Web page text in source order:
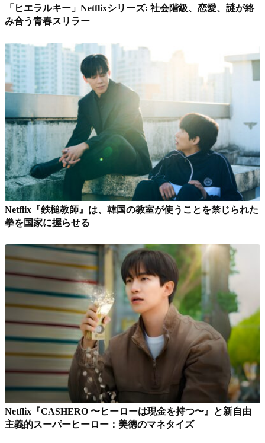
「ヒエラルキー」Netflixシリーズ: 社会階級、恋愛、謎が絡
み合う青春スリラー
Netflix『鉄槌教師』は、韓国の教室が使うことを禁じられた
拳を国家に握らせる
Netflix『CASHERO 〜ヒーローは現金を持つ〜』と新自由
主義的スーパーヒーロー：美徳のマネタイズ